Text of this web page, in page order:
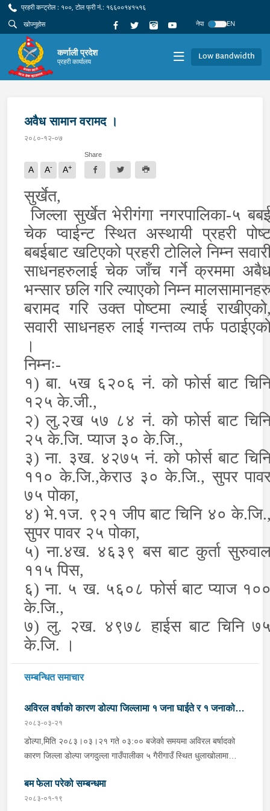
प्रहरी कन्ट्रोल : १००, टोल फ्री नं.: १६६००१४१५१६
नेपा
EN
कर्णाली प्रदेश
प्रहरी कार्यालय Low Bandwidth
अवैध सामान वरामद ।
२०८०-१२-०७
A A- A+
Share
सुर्खेत,
जिल्ला सुर्खेत भेरीगंगा नगरपालिका-५
चेक प्वाईन्ट स्थित अस्थायी प्रहरी
बबईबाट खटिएको प्रहरी टोलिले निम्न
साधनहरुलाई चेक जाँच गर्ने क्रममा
भन्सार छलि गरि ल्याएको निम्न
बरामद गरि उक्त पोष्टमा ल्याई
सवारी साधनहरु लाई गन्तव्य तर्फ
।
निम्नः-
१) बा. ५ख ६२०६ नं. को फोर्स बाट
१२५ के.जी.,
२) लु.२ख ५७ ८४ नं. को फोर्स बाट
२५ के.जि. प्याज ३० के.जि.,
३) ना. ३ख. ४२७५ नं. को फोर्स बाट
११० के.जि.,केराउ ३० के.जि.,सुपर
७५ पोका,
४) भे.१ज. ९२१ जीप बाट चिनि ४० के.जि.
सुपर पावर २५ पोका,
५) ना.४ख. ४६३९ बस बाट कुर्ता
११५ पिस,
६) ना. ५ ख. ५६०८ फोर्स बाट प्याज
के.जि.,
७) लु. २ख. ४९७८ हाईस बाट चिनि
के.जि. ।
सम्बन्धित समाचार
अविरल वर्षाको कारण डोल्पा जिल्लामा १ जना घाईते र १ जनाको
मृत्यु
२०८३-०३-२१
डोल्पा,मिति २०८३।०३।२१ गते ०३:०० बजेको समयमा अविरल बर्षादको
कारण जिल्ला डोल्पा जगदुल्ला गाउँपालीका ५ गैरीगाउँ स्थित धुलाखोलामा
माझगाउ डोल्पाबाट प्र.स.नि. रघुनाथ पाण्डेको कमाण्डमा ५ जनाको टोली
खटिगई स्थानिय र प्रहरीको सहयोगमा उक्त स्थान बस्ने लाक्षिमाने बि.क.को
बम फेला परेको सम्बन्धमा
२०८३-०१-१९